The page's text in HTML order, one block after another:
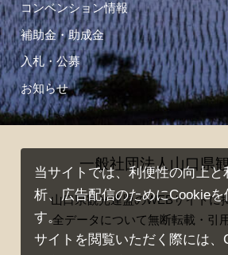
コンベンション情報
補助金・助成金
入札・公募
お知らせ
一般社団法人山口県
山口県観光連盟のWEBサイトに
全データについて無断転載・引
当サイトでは、利便性の向上と
析、広告配信のためにCookieを
す。
サイトを閲覧いただく際には、